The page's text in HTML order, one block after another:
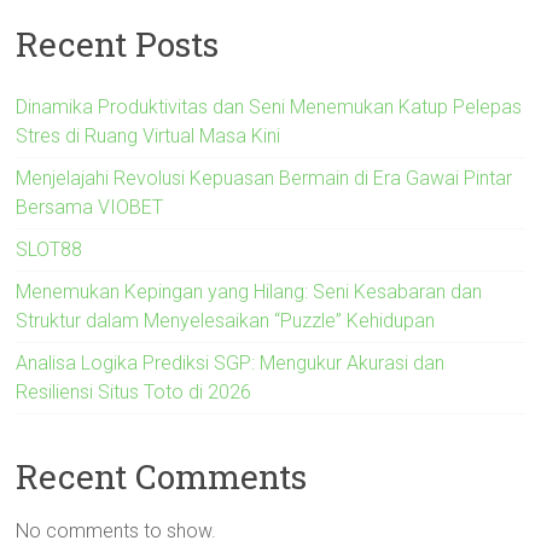
Recent Posts
Dinamika Produktivitas dan Seni Menemukan Katup Pelepas
Stres di Ruang Virtual Masa Kini
Menjelajahi Revolusi Kepuasan Bermain di Era Gawai Pintar
Bersama VIOBET
SLOT88
Menemukan Kepingan yang Hilang: Seni Kesabaran dan
Struktur dalam Menyelesaikan “Puzzle” Kehidupan
Analisa Logika Prediksi SGP: Mengukur Akurasi dan
Resiliensi Situs Toto di 2026
Recent Comments
No comments to show.